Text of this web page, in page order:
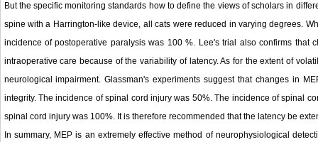
But the specific monitoring standards how to define the views of scholars in
spine with a Harrington-like device, all cats were reduced in varying degrees.
incidence of postoperative paralysis was 100 %. Lee's trial also confirms
intraoperative care because of the variability of latency. As for the extent of
neurological impairment. Glassman's experiments suggest that changes in
integrity. The incidence of spinal cord injury was 50%. The incidence of spinal
spinal cord injury was 100%. It is therefore recommended that the latency be
In summary, MEP is an extremely effective method of neurophysiological